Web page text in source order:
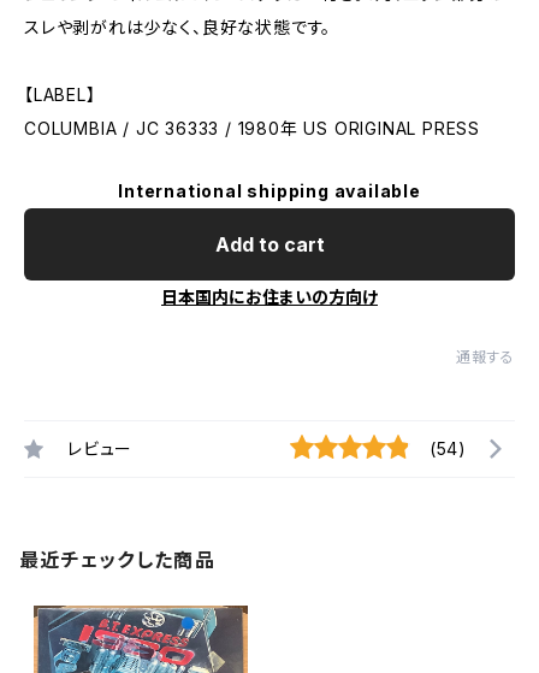
スレや剥がれは少なく、良好な状態です。
【LABEL】
COLUMBIA / JC 36333 / 1980年 US ORIGINAL PRESS
International shipping available
Add to cart
日本国内にお住まいの方向け
通報する
レビュー (54)
最近チェックした商品